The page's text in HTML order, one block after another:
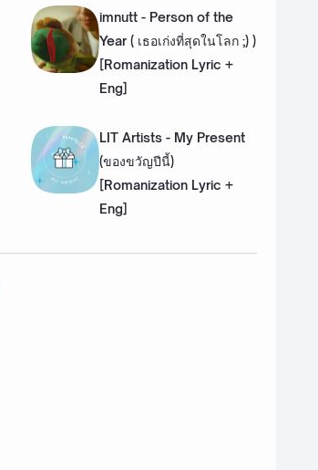
imnutt - Person of the
Year ( เธอเก่งที่สุดในโลก ;) )
[Romanization Lyric +
Eng]
LIT Artists - My Present
(ของขวัญปีนี้)
[Romanization Lyric +
Eng]